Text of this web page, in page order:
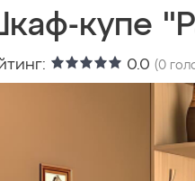
купе
0.0 (0